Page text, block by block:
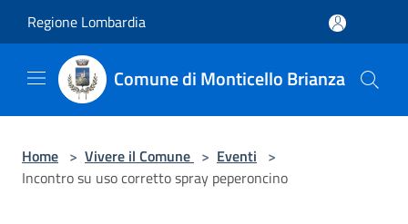
Regione Lombardia
Comune di Monticello Brianza
Home > Vivere il Comune > Eventi >
Incontro su uso corretto spray peperoncino